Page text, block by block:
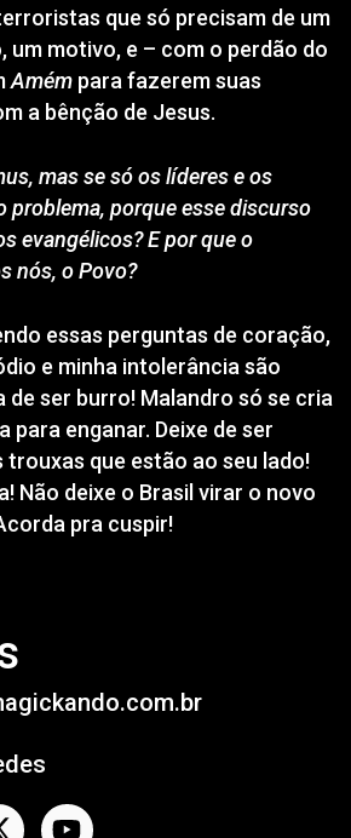
que só precisam de um
um motivo, e – com o perdão do
Amémpara fazerem suas
a bênção de Jesus.
mas se só os líderes e os
problema, porque esse discurso
evangélicos? E por que o
nós, o Povo?
essas perguntas de coração,
e minha intolerância são
de ser burro! Malandro só se cria
para enganar. Deixe de ser
que estão ao seu lado!
Não deixe o Brasil virar o novo
pra cuspir!